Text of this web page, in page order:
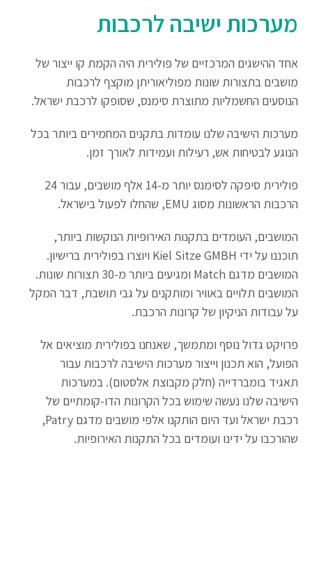
מערכות ישיבה לרכבות
אחד ההישגים המרכזיים של פולירית היה הקמת קו ייצור של
מושבים בתצורות שונות מפוליאוריתן מוקצף לרכבות
הנוסעים החשמליות מתוצרת סימנס, שסופקו לרכבת ישראל.
מערכות הישיבה שלנו עומדות בתקנים המחמירים ביותר בכל
הנוגע לבטיחות אש, רעילות ועמידות לאורך זמן.
פולירית סיפקה לסימנס יותר מ-14 אלף מושבים, עבור 24
הרכבות הראשונות מסוג EMU, שהחלו לפעול בישראל.
המושבים, העומדים בתקנות האירופיות הנוקשות ביותר,
תוכננו על ידי Kiel Sitze GMBH ויוצרו בפולירית ברישיון.
המושבים מדגם Match ומגיעים ביותר מ-30 תצורות שונות.
המושבים תלויים באוויר ומותקנים על גבי תושבת, דבר המקל
על עבודות הניקיון של קרונות הרכבת.
פרויקט גדול נוסף ומתמשך, שאנחנו בפולירית מוציאים אל
הפועל, הוא תכנון וייצור מערכות הישיבה לרכבות עבור
תאגיד בומברדייה (חלק מקבוצת אלסטום). במערכות
הישיבה שלנו נעשה שימוש בכל הקרונות הדו-קומתיים של
רכבת ישראל ועד היום הותקנו אלפי מושבים מדגם Patry,
שהורכבו על ידינו ועומדים בכל התקנות האירופיות.